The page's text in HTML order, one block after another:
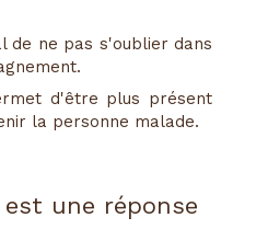
de ne pas s'oublier dans
d'être plus présent
la personne malade.
une réponse